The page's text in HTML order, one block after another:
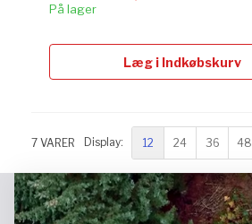
På lager
Læg i Indkøbskurv
7 VARER Display: 12 24 36 48